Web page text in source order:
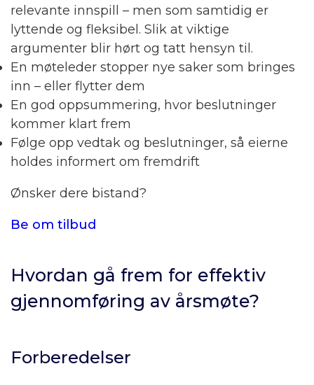
relevante innspill – men som samtidig er
lyttende og fleksibel. Slik at viktige
argumenter blir hørt og tatt hensyn til.
En møteleder stopper nye saker som bringes
inn – eller flytter dem
En god oppsummering, hvor beslutninger
kommer klart frem
Følge opp vedtak og beslutninger, så eierne
holdes informert om fremdrift
Ønsker dere bistand?
Be om tilbud
Hvordan gå frem for effektiv
gjennomføring av årsmøte?
Forberedelser